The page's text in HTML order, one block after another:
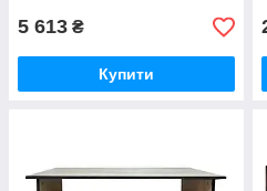
5 613 ₴
Купити